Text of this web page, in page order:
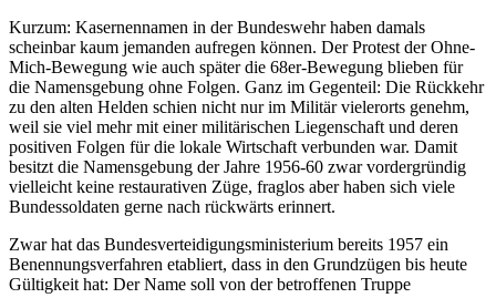
Kurzum: Kasernennamen in der Bundeswehr haben damals
scheinbar kaum jemanden aufregen können. Der Protest der Ohne-
Mich-Bewegung wie auch später die 68er-Bewegung blieben für
die Namensgebung ohne Folgen. Ganz im Gegenteil: Die Rückkehr
zu den alten Helden schien nicht nur im Militär vielerorts genehm,
weil sie viel mehr mit einer militärischen Liegenschaft und deren
positiven Folgen für die lokale Wirtschaft verbunden war. Damit
besitzt die Namensgebung der Jahre 1956-60 zwar vordergründig
vielleicht keine restaurativen Züge, fraglos aber haben sich viele
Bundessoldaten gerne nach rückwärts erinnert.
Zwar hat das Bundesverteidigungsministerium bereits 1957 ein
Benennungsverfahren etabliert, dass in den Grundzügen bis heute
Gültigkeit hat: Der Name soll von der betroffenen Truppe